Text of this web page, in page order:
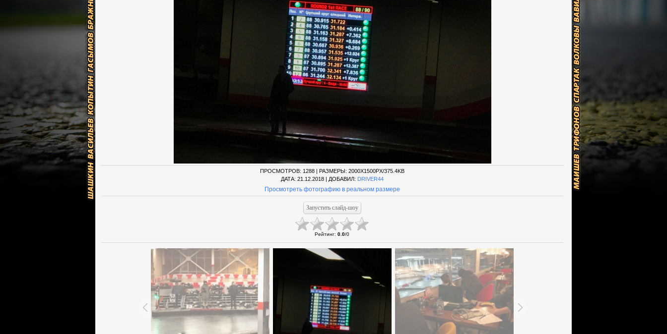
ПРОСМОТРОВ: 1288 | РАЗМЕРЫ: 2000X1500PX/375.4KB
ДАТА: 21.12.2018 | ДОБАВИЛ: DRIVER44
Просмотреть фотографию в реальном размере
Рейтинг: 0.0/0